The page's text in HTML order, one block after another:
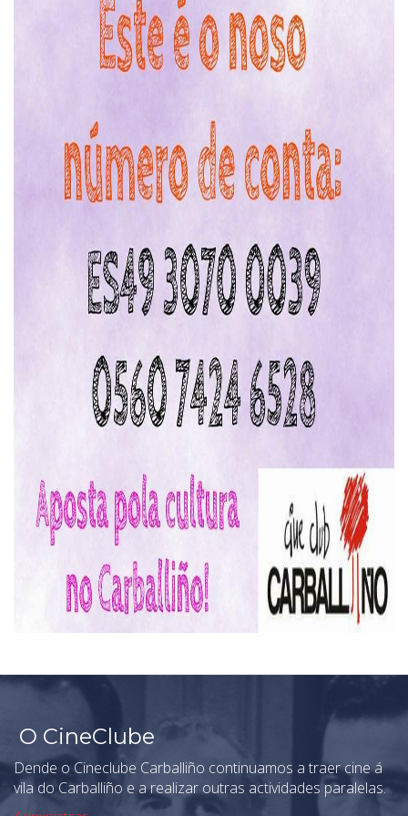
O CineClube
Dende o Cineclube Carballiño continuamos a traer cine á
vila do Carballiño e a realizar outras actividades paralelas.